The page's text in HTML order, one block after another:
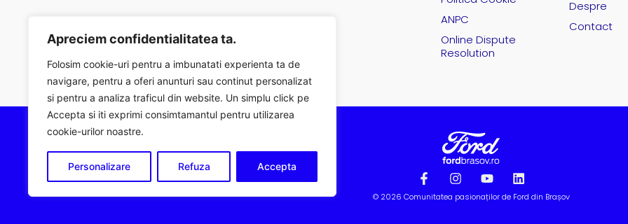
Apreciem confidentialitatea ta.
Folosim cookie-uri pentru a imbunatati experienta ta de
navigare, pentru a oferi anunturi sau continut personalizat
si pentru a analiza traficul din website. Un simplu click pe
Accepta si iti exprimi consimtamantul pentru utilizarea
cookie-urilor noastre.
Personalizare Refuza Accepta
ANPC
Online Dispute
Resolution
Despre
Contact
© 2026 Comunitatea pasionaților de Ford din Brașov